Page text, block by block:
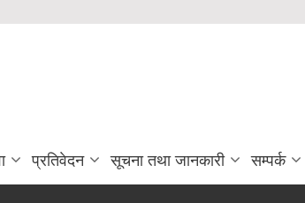
प्रतिवेदन सूचना तथा जानकारी सम्पर्क